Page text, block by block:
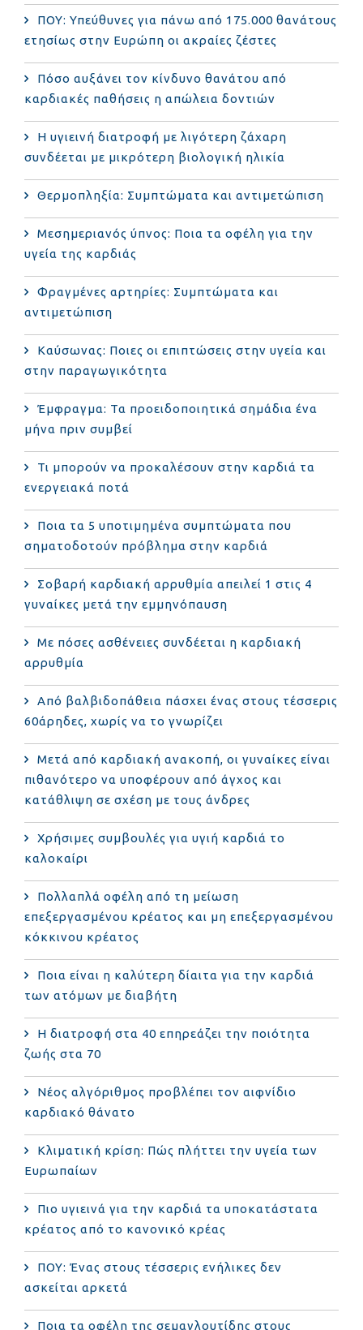
ΠΟΥ: Υπεύθυνες για πάνω από 175.000 θανάτους
ετησίως στην Ευρώπη οι ακραίες ζέστες
Πόσο αυξάνει τον κίνδυνο θανάτου από
καρδιακές παθήσεις η απώλεια δοντιών
Η υγιεινή διατροφή με λιγότερη ζάχαρη
συνδέεται με μικρότερη βιολογική ηλικία
Θερμοπληξία: Συμπτώματα και αντιμετώπιση
Μεσημεριανός ύπνος: Ποια τα οφέλη για την
υγεία της καρδιάς
Φραγμένες αρτηρίες: Συμπτώματα και
αντιμετώπιση
Καύσωνας: Ποιες οι επιπτώσεις στην υγεία και
στην παραγωγικότητα
Έμφραγμα: Τα προειδοποιητικά σημάδια ένα
μήνα πριν συμβεί
Τι μπορούν να προκαλέσουν στην καρδιά τα
ενεργειακά ποτά
Ποια τα 5 υποτιμημένα συμπτώματα που
σηματοδοτούν πρόβλημα στην καρδιά
Σοβαρή καρδιακή αρρυθμία απειλεί 1 στις 4
γυναίκες μετά την εμμηνόπαυση
Με πόσες ασθένειες συνδέεται η καρδιακή
αρρυθμία
Από βαλβιδοπάθεια πάσχει ένας στους τέσσερις
60άρηδες, χωρίς να το γνωρίζει
Μετά από καρδιακή ανακοπή, οι γυναίκες είναι
πιθανότερο να υποφέρουν από άγχος και
κατάθλιψη σε σχέση με τους άνδρες
Χρήσιμες συμβουλές για υγιή καρδιά το
καλοκαίρι
Πολλαπλά οφέλη από τη μείωση
επεξεργασμένου κρέατος και μη επεξεργασμένου
κόκκινου κρέατος
Ποια είναι η καλύτερη δίαιτα για την καρδιά
των ατόμων με διαβήτη
Η διατροφή στα 40 επηρεάζει την ποιότητα
ζωής στα 70
Νέος αλγόριθμος προβλέπει τον αιφνίδιο
καρδιακό θάνατο
Κλιματική κρίση: Πώς πλήττει την υγεία των
Ευρωπαίων
Πιο υγιεινά για την καρδιά τα υποκατάστατα
κρέατος από το κανονικό κρέας
ΠΟΥ: Ένας στους τέσσερις ενήλικες δεν
ασκείται αρκετά
Ποια τα οφέλη της σεμαγλουτίδης στους